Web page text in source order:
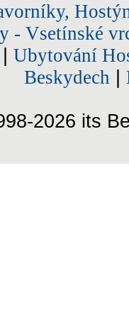
- Vsetínské
Ubytování
Beskydech
2026 its